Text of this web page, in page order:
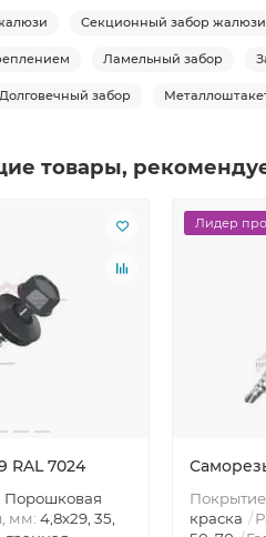
Секционный забор жалюзи
Ламельный забор
Долговечный забор
товары,
RAL 7024
Порошковая
мм: 4,8х29, 35,
Лидер
краска